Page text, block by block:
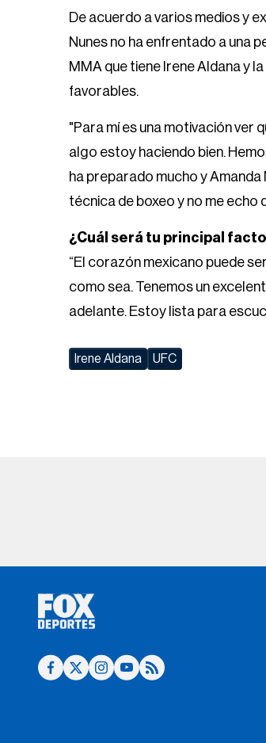
De acuerdo a varios medios y
Nunes no ha enfrentado a una
MMA que tiene Irene Aldana y
favorables.
"Para mí es una motivación ver
algo estoy haciendo bien.
ha preparado mucho y
técnica de boxeo y no me echo
¿Cuál será tu principal
“El corazón mexicano puede
como sea. Tenemos un
adelante. Estoy lista para
Irene Aldana UFC